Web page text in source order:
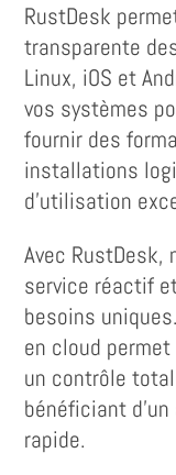
RustDesk
transparente
Linux, iOS et
vos systèmes
fournir des
installations
d’utilisation
Avec RustDesk,
service réactif
besoins
en cloud
un contrôle
bénéficiant
rapide.